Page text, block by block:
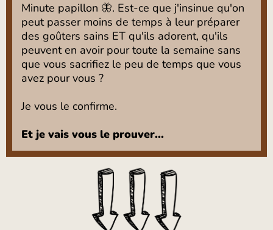
Minute papillon 🦋. Est-ce que j'insinue qu'on
peut passer moins de temps à leur préparer
des goûters sains ET qu'ils adorent, qu'ils
peuvent en avoir pour toute la semaine sans
que vous sacrifiez le peu de temps que vous
avez pour vous ?
Je vous le confirme.
Et je vais vous le prouver...